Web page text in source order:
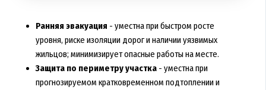
Ранняя эвакуация - уместна при быстром росте
уровня, риске изоляции дорог и наличии уязвимых
жильцов; минимизирует опасные работы на месте.
Защита по периметру участка- уместна при
прогнозируемом кратковременном подтоплении и